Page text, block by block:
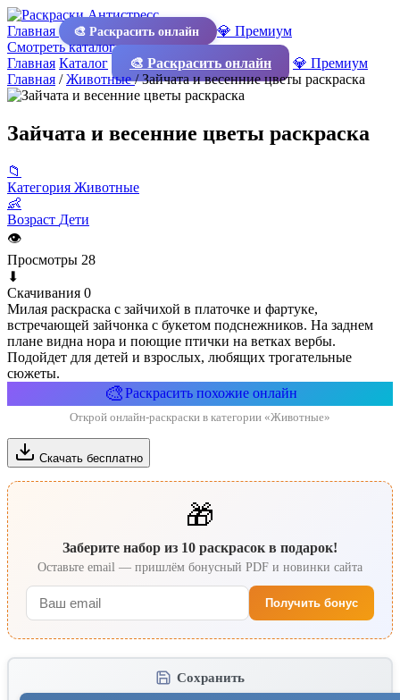
Главная 🎨 Раскрасить онлайн
💎 Премиум
Смотреть каталог
Главная Каталог 🎨 Раскрасить онлайн
💎 Премиум
Главная /Животные/Зайчата и весенние цветы раскраска
Зайчата и весенние цветы раскраска
📁
Категория Животные
👶
Возраст Дети
👁
Просмотры 28
⬇
Скачивания 0
Милая раскраска с зайчихой в платочке и фартуке,
встречающей зайчонка с букетом подснежников. На заднем
плане видна нора и поющие птички на ветках вербы.
Подойдет для детей и взрослых, любящих трогательные
сюжеты.
🎨Раскрасить похожие онлайн
Открой онлайн-раскраски в категории «Животные»
Скачать бесплатно
🎁
Заберите набор из 10 раскрасок в подарок!
Оставьте email — пришлём бонусный PDF и новинки сайта
Получить бонус
Сохранить